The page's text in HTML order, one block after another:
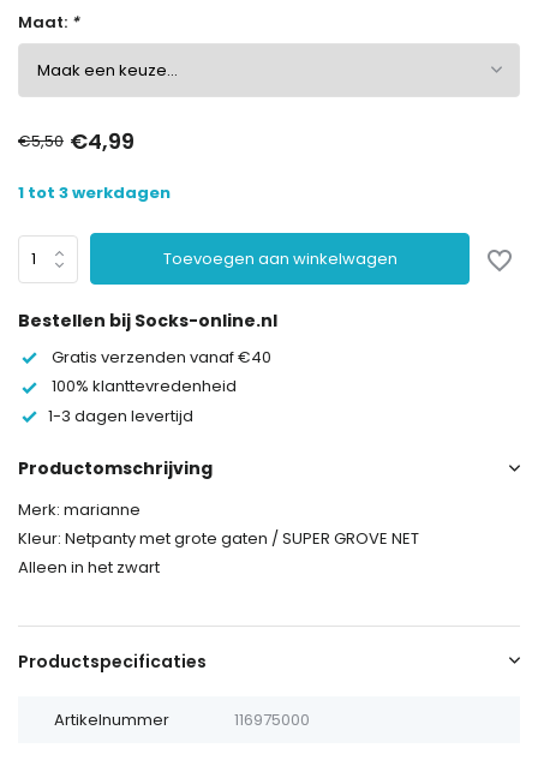
Maat: *
€5,50 €4,99
1 tot 3 werkdagen
Toevoegen aan winkelwagen
Bestellen bij Socks-online.nl
Gratis verzenden vanaf €40
100% klanttevredenheid
1-3 dagen levertijd
Productomschrijving
Merk: marianne
Kleur: Netpanty met grote gaten / SUPER GROVE NET
Alleen in het zwart
Productspecificaties
Artikelnummer 116975000